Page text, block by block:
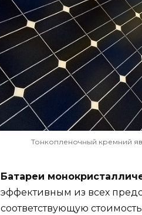
Тонкопленочный кремний
Батареи
эффективным из всех
соответствующую